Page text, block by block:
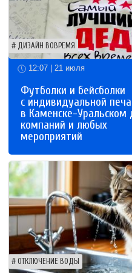
ДИЗАЙН ВОВРЕМЯ
12:07 | 21 июля
Футболки и бейсболки
с индивидуальной
в Каменске-Уральском
компаний и любых
мероприятий
ОТКЛЮЧЕНИЕ ВОДЫ